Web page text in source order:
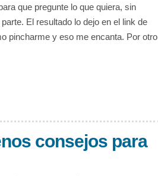
que pregunte lo que quiera, sin
El resultado lo dejo en el link de
pincharme y eso me encanta. Por otro
consejos para